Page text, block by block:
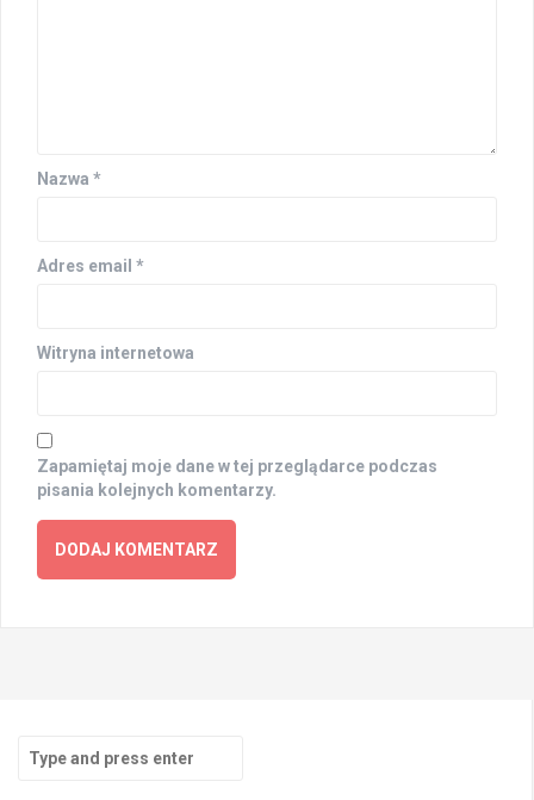
Nazwa *
Adres email *
Witryna internetowa
Zapamiętaj moje dane w tej przeglądarce podczas
pisania kolejnych komentarzy.
Search
for: